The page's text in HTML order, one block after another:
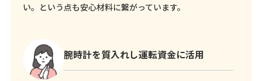
い。という点も安心材料に繋がっています。
腕時計を質入れし運転資金に活用